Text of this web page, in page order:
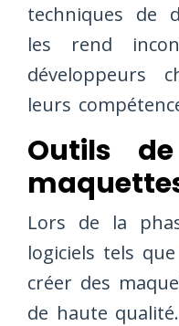
techniques de
les rend
développeurs
leurs
Outils
Lors de la
logiciels tels que
créer des
de haute